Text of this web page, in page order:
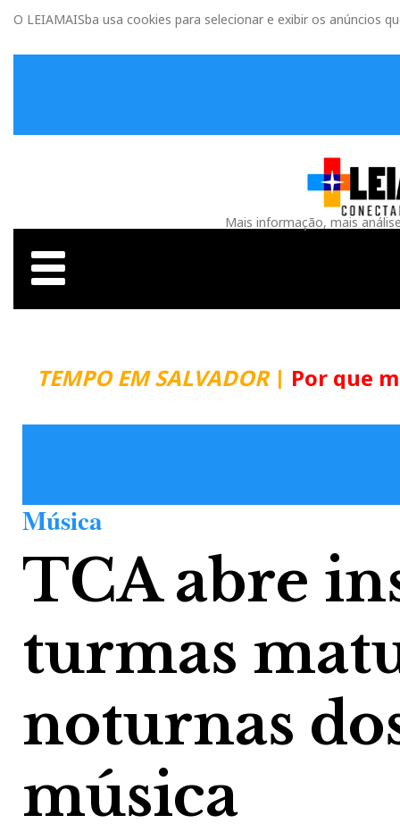
O LEIAMAISba usa cookies para selecionar e exibir os anúncios
Mais informação, mais
TEMPO EM SALVADOR| Por que
Música
TCA abre
turmas
noturnas
música